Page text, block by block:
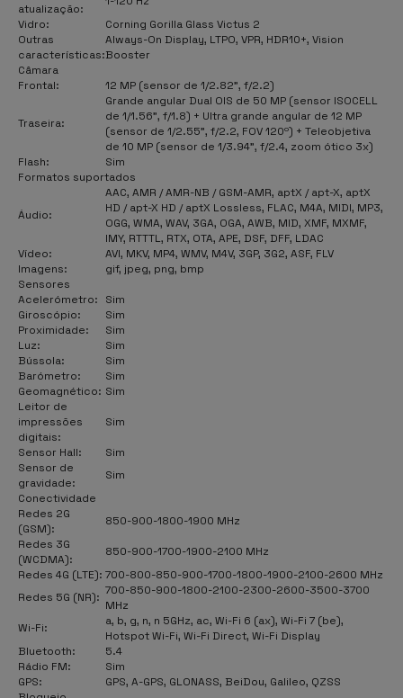
atualização:
Vidro:
Corning Gorilla Glass Victus 2
Outras
características:
Always-On Display, LTPO, VPR, HDR10+, Vision
Booster
Câmara
Frontal:
12 MP (sensor de 1/2.82", f/2.2)
Traseira:
Grande angular Dual OIS de 50 MP (sensor ISOCELL
de 1/1.56", f/1.8) + Ultra grande angular de 12 MP
(sensor de 1/2.55", f/2.2, FOV 120º) + Teleobjetiva
de 10 MP (sensor de 1/3.94", f/2.4, zoom ótico 3x)
Flash:
Sim
Formatos suportados
Áudio:
AAC, AMR / AMR-NB / GSM-AMR, aptX / apt-X, aptX
HD / apt-X HD / aptX Lossless, FLAC, M4A, MIDI, MP3,
OGG, WMA, WAV, 3GA, OGA, AWB, MID, XMF, MXMF,
IMY, RTTTL, RTX, OTA, APE, DSF, DFF, LDAC
Vídeo:
AVI, MKV, MP4, WMV, M4V, 3GP, 3G2, ASF, FLV
Imagens:
gif, jpeg, png, bmp
Sensores
Acelerómetro:
Sim
Giroscópio:
Sim
Proximidade:
Sim
Luz:
Sim
Bússola:
Sim
Barómetro:
Sim
Geomagnético: Sim
Leitor de
impressões
digitais:
Sim
Sensor Hall:
Sim
Sensor de
gravidade:
Sim
Conectividade
Redes 2G
(GSM):
850-900-1800-1900 MHz
Redes 3G
(WCDMA):
850-900-1700-1900-2100 MHz
Redes 4G (LTE): 700-800-850-900-1700-1800-1900-2100-2600 MHz
Redes 5G (NR): 700-850-900-1800-2100-2300-2600-3500-3700
MHz
Wi-Fi:
a, b, g, n, n 5GHz, ac, Wi-Fi 6 (ax), Wi-Fi 7 (be),
Hotspot Wi-Fi, Wi-Fi Direct, Wi-Fi Display
Bluetooth:
5.4
Rádio FM:
Sim
GPS:
GPS, A-GPS, GLONASS, BeiDou, Galileo, QZSS